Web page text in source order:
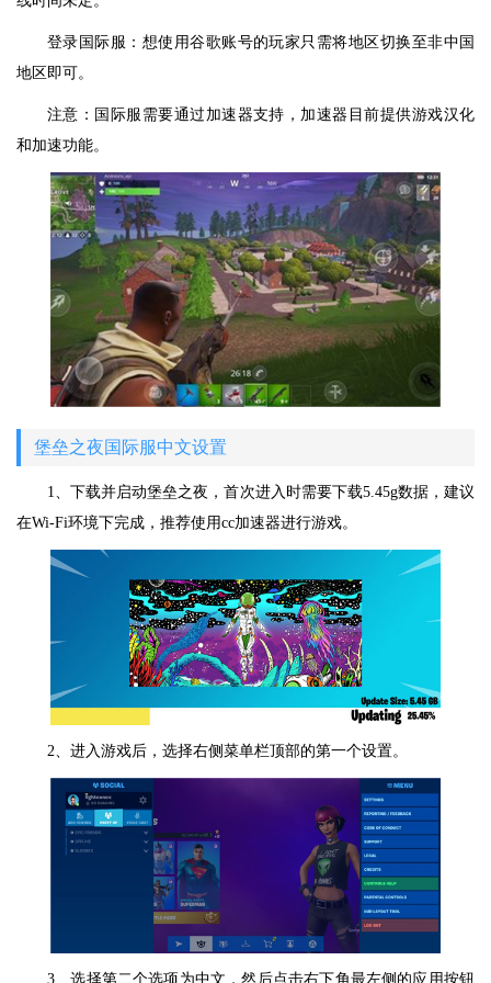
登录国际服：想使用谷歌账号的玩家只需将地区切换至非中国
地区即可。
注意：国际服需要通过加速器支持，加速器目前提供游戏汉化
和加速功能。
堡垒之夜国际服中文设置
1、下载并启动堡垒之夜，首次进入时需要下载5.45g数据，建议
在Wi-Fi环境下完成，推荐使用cc加速器进行游戏。
2、进入游戏后，选择右侧菜单栏顶部的第一个设置。
3、选择第二个选项为中文，然后点击右下角最左侧的应用按钮